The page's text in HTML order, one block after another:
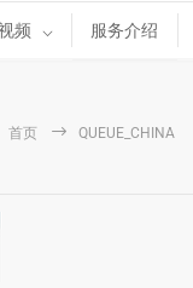
频 服务介绍
首页 QUEUE_CHINA